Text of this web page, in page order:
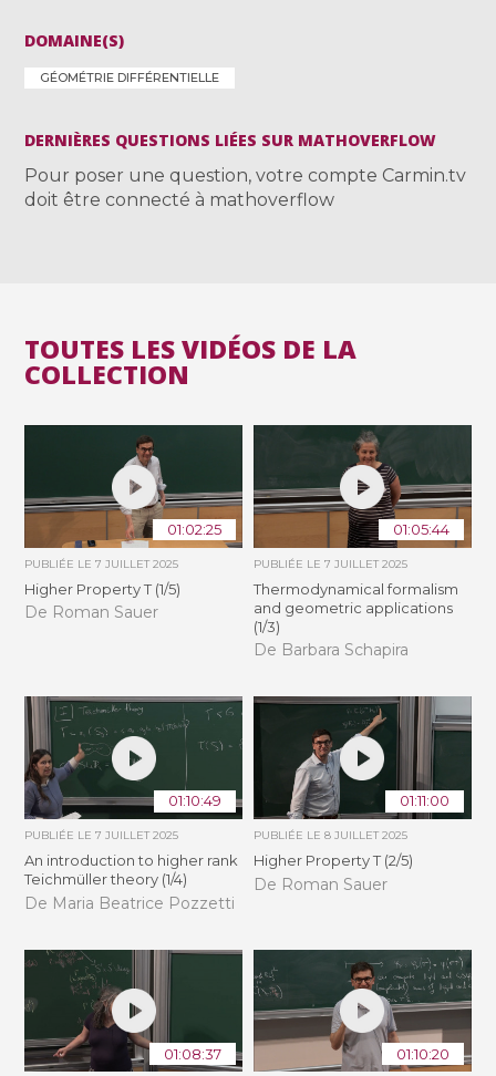
DOMAINE(S)
GÉOMÉTRIE DIFFÉRENTIELLE
DERNIÈRES QUESTIONS LIÉES SUR MATHOVERFLOW
Pour poser une question, votre compte Carmin.tv
doit être connecté à mathoverflow
TOUTES LES VIDÉOS DE LA
COLLECTION
01:02:25
PUBLIÉE LE7 JUILLET 2025
Higher Property T (1/5)
De Roman Sauer
01:05:44
PUBLIÉE LE 7 JUILLET 2025
Thermodynamical formalism
and geometric applications
(1/3)
De Barbara Schapira
01:10:49
PUBLIÉE LE7 JUILLET 2025
An introduction to higher rank
Teichmüller theory (1/4)
De Maria Beatrice Pozzetti
01:11:00
PUBLIÉE LE 8 JUILLET 2025
Higher Property T (2/5)
De Roman Sauer
01:08:37 01:10:20